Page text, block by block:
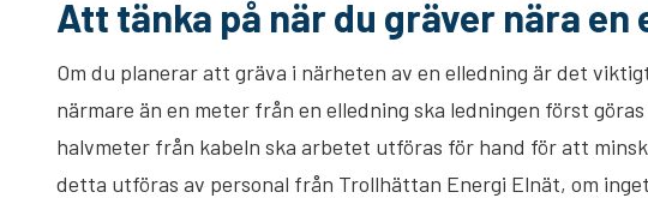
Att tänka på när du gräver nära en
Om du planerar att gräva i närheten av en elledning är det
närmare än en meter från en elledning ska ledningen först
halvmeter från kabeln ska arbetet utföras för hand för att
detta utföras av personal från Trollhättan Energi Elnät, om